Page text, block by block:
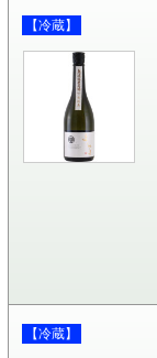
【冷蔵】
【冷蔵】